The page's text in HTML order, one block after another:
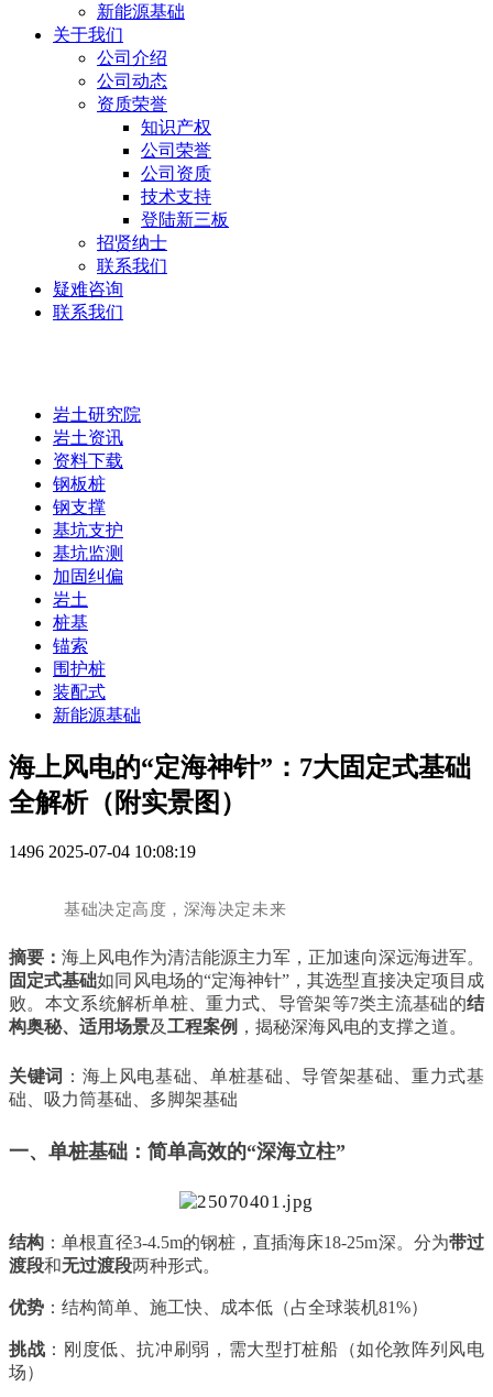
新能源基础
关于我们
公司介绍
公司动态
资质荣誉
知识产权
公司荣誉
公司资质
技术支持
登陆新三板
招贤纳士
联系我们
疑难咨询
联系我们
岩土研究院
岩土资讯
资料下载
钢板桩
钢支撑
基坑支护
基坑监测
加固纠偏
岩土
桩基
锚索
围护桩
装配式
新能源基础
海上风电的“定海神针”：7大固定式基础
全解析（附实景图）
1496 2025-07-04 10:08:19
基础决定高度，深海决定未来
摘要 ： 海上风电作为清洁能源主力军，正加速向深远海进军。
固定式基础如同风电场的“定海神针”，其选型直接决定项目成
败。本文系统解析单桩、重力式、导管架等7类主流基础的结
构奥秘、适用场景及工程案例 ，揭秘深海风电的支撑之道。
关键词 ：海上风电基础、单桩基础、导管架基础、重力式基
础、吸力筒基础、多脚架基础
一、单桩基础：简单高效的“深海立柱”
结构 ：单根直径3-4.5m的钢桩，直插海床18-25m深。分为带过
渡段和无过渡段两种形式。
优势 ：结构简单、施工快、成本低（占全球装机81%）
挑战 ：刚度低、抗冲刷弱，需大型打桩船（如伦敦阵列风电
场）